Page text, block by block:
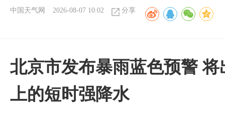
中国天气网 2026-08-07 10:02 分享
北京市发布暴雨蓝色预警
上的短时强降水